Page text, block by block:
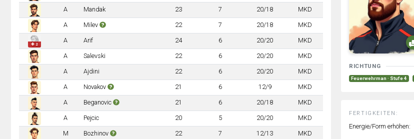
A Mandak 23 7 20/18 MKD
A Milev 22 7 20/18 MKD
✚ 2
A Arif 24 6 20/20 MKD
A Salevski 22 6 20/20 MKD
A Ajdini 22 6 20/20 MKD
A Novakov 21 6 12/9 MKD
A Beganovic 21 6 20/18 MKD
A Pejcic 20 5 20/20 MKD
M Bozhinov 22 7 12/13 MKD
RICHTUNG
Feuerwehrman · Stufe 4
FERTIGKEITEN:
Energie/Form erhöhen: